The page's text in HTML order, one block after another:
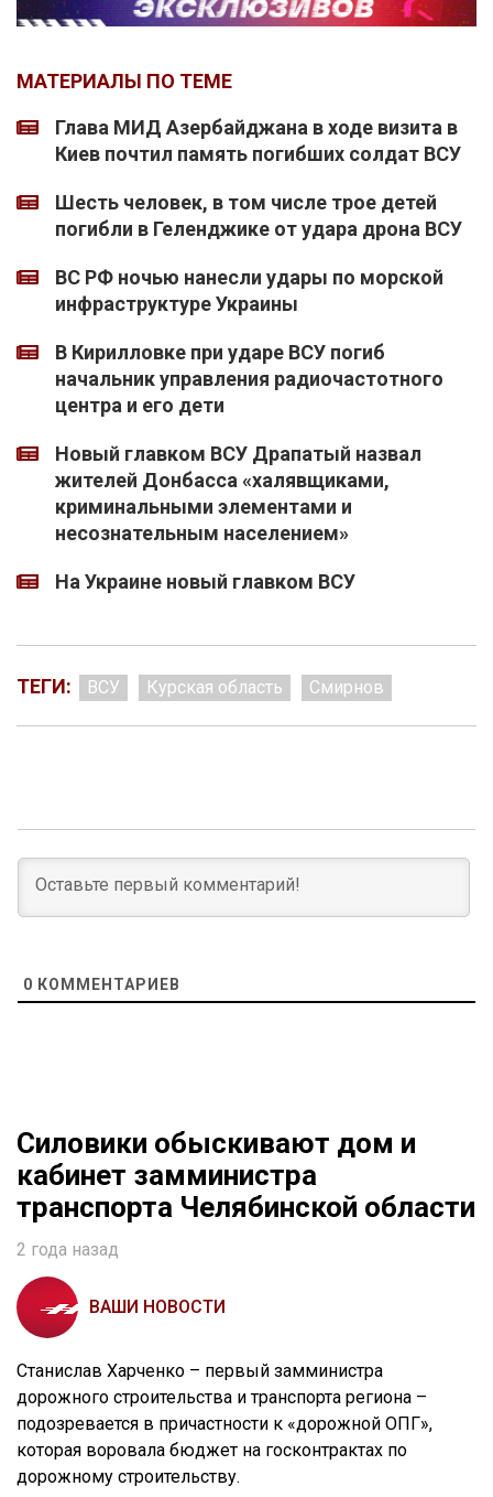
МАТЕРИАЛЫ ПО ТЕМЕ
Глава МИД Азербайджана в ходе визита в
Киев почтил память погибших солдат ВСУ
Шесть человек, в том числе трое детей
погибли в Геленджике от удара дрона ВСУ
ВС РФ ночью нанесли удары по морской
инфраструктуре Украины
В Кирилловке при ударе ВСУ погиб
начальник управления радиочастотного
центра и его дети
Новый главком ВСУ Драпатый назвал
жителей Донбасса «халявщиками,
криминальными элементами и
несознательным населением»
На Украине новый главком ВСУ
ТЕГИ: ВСУ Курская область Смирнов
0 КОММЕНТАРИЕВ
Силовики обыскивают дом и
кабинет замминистра
транспорта Челябинской области
2 года назад
ВАШИ НОВОСТИ
Станислав Харченко – первый замминистра
дорожного строительства и транспорта региона –
подозревается в причастности к «дорожной ОПГ»,
которая воровала бюджет на госконтрактах по
дорожному строительству.